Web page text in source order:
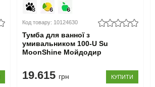
Код товару: 10124630
Тумба для ванної з
умивальником 100-U Su
MoonShine Мойдодир
19.615 грн КУПИТИ